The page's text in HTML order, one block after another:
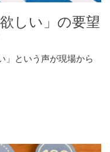
しい」の要望
」という声が現場から